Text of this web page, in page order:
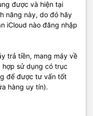
được và hiện tại
năng này, do đó hãy
iCloud nào đăng nhập
trả tiền, mang máy về
hợp sử dụng có trục
để được tư vấn tốt
hàng uy tín).